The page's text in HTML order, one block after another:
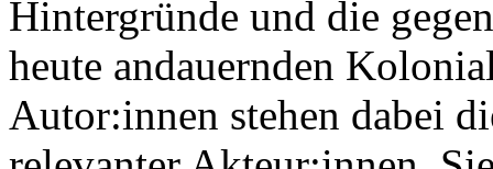
Hintergründe und die
heute andauernden
Autor:innen stehen dabei